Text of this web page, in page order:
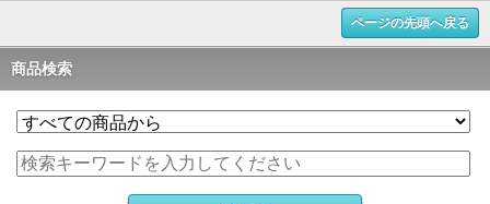
ページの先頭へ戻る
商品検索